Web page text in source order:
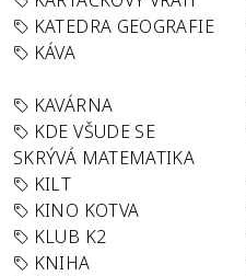
KATEDRA GEOGRAFIE
KÁVA
KAVÁRNA
KDE VŠUDE SE
SKRÝVÁ MATEMATIKA
KILT
KINO KOTVA
KLUB K2
KNIHA